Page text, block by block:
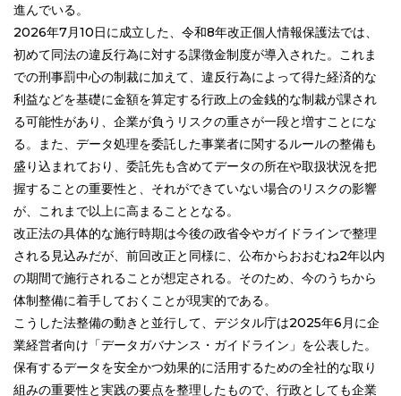
進んでいる。
2026年7月10日に成立した、令和8年改正個人情報保護法では、
初めて同法の違反行為に対する課徴金制度が導入された。これま
での刑事罰中心の制裁に加えて、違反行為によって得た経済的な
利益などを基礎に金額を算定する行政上の金銭的な制裁が課され
る可能性があり、企業が負うリスクの重さが一段と増すことにな
る。また、データ処理を委託した事業者に関するルールの整備も
盛り込まれており、委託先も含めてデータの所在や取扱状況を把
握することの重要性と、それができていない場合のリスクの影響
が、これまで以上に高まることとなる。
改正法の具体的な施行時期は今後の政省令やガイドラインで整理
される見込みだが、前回改正と同様に、公布からおおむね2年以内
の期間で施行されることが想定される。そのため、今のうちから
体制整備に着手しておくことが現実的である。
こうした法整備の動きと並行して、デジタル庁は2025年6月に企
業経営者向け「データガバナンス・ガイドライン」を公表した。
保有するデータを安全かつ効果的に活用するための全社的な取り
組みの重要性と実践の要点を整理したもので、行政としても企業